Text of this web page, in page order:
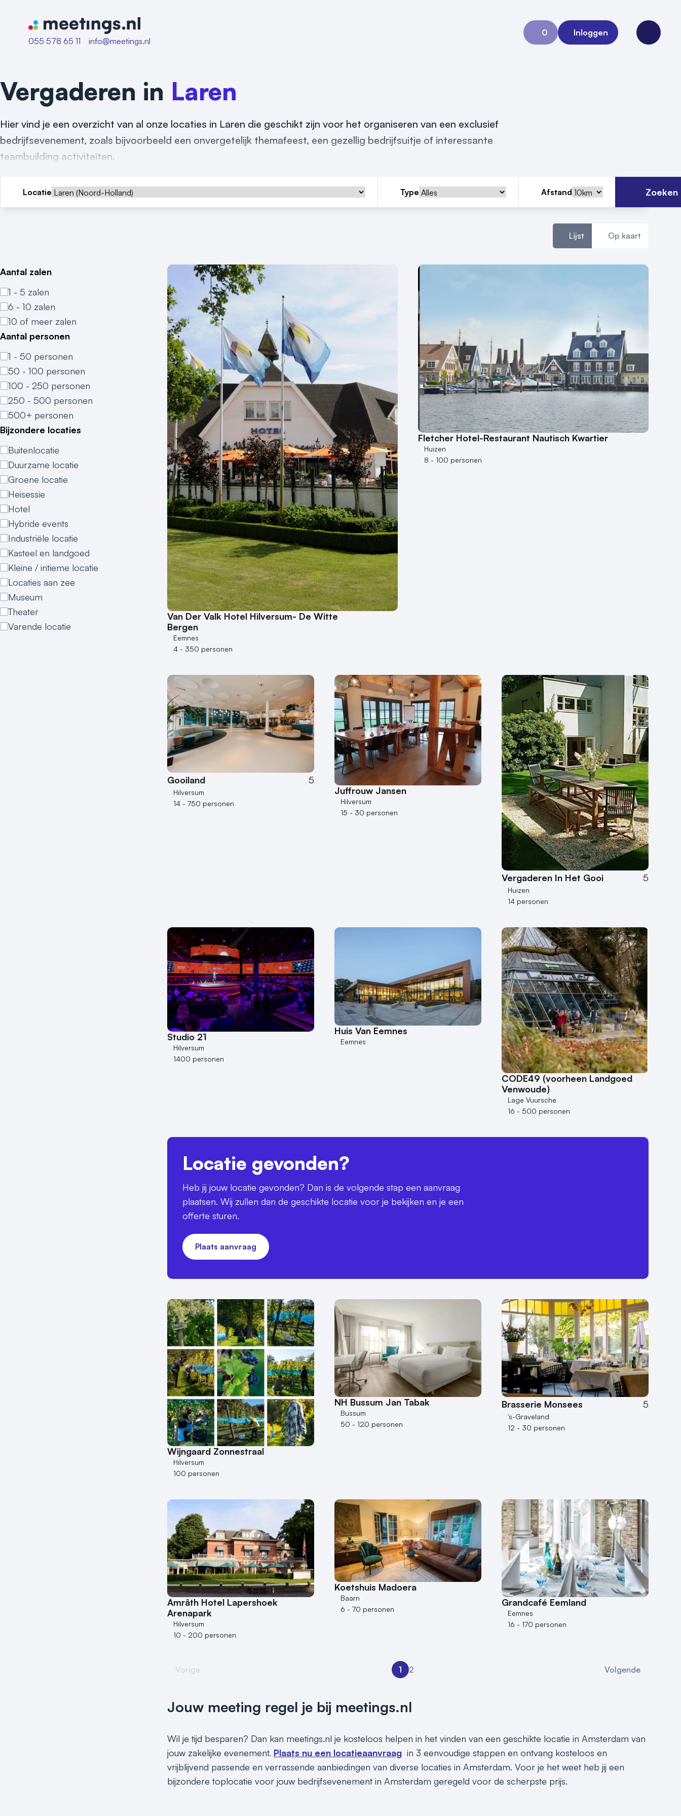
Naar home van Meetings
055 578 65 11
info@meetings.nl
0
Aanvraag 0
Inloggen
Open
Vergaderen in Laren
Hier vind je een overzicht van al onze locaties in Laren die geschikt zijn voor het organiseren van een exclusief
bedrijfsevenement, zoals bijvoorbeeld een onvergetelijk themafeest, een gezellig bedrijfsuitje of interessante
teambuilding activiteiten.
Locatie Type Afstand Zoeken
Lijst Op kaart
Aantal zalen
1 - 5 zalen
6 - 10 zalen
10 of meer zalen
Aantal personen
1 - 50 personen
50 - 100 personen
100 - 250 personen
250 - 500 personen
500+ personen
Bijzondere locaties
Buitenlocatie
Duurzame locatie
Groene locatie
Heisessie
Hotel
Hybride events
Industriële locatie
Kasteel en landgoed
Kleine / intieme locatie
Locaties aan zee
Museum
Theater
Varende locatie
Van Der Valk Hotel Hilversum- De Witte
Bergen
Eemnes
4 - 350 personen
Fletcher Hotel-Restaurant Nautisch Kwartier
Huizen
8 - 100 personen
Gooiland 5
Hilversum
14 - 750 personen
Juffrouw Jansen
Hilversum
15 - 30 personen
Vergaderen In Het Gooi 5
Huizen
14 personen
Studio 21
Hilversum
1400 personen
Huis Van Eemnes
Eemnes
CODE49 (voorheen Landgoed
Venwoude)
Lage Vuursche
16 - 500 personen
Locatie gevonden?
Heb jij jouw locatie gevonden? Dan is de volgende stap een aanvraag
plaatsen. Wij zullen dan de geschikte locatie voor je bekijken en je een
offerte sturen.
Plaats aanvraag
Wijngaard Zonnestraal
Hilversum
100 personen
NH Bussum Jan Tabak
Bussum
50 - 120 personen
Brasserie Monsees 5
's-Graveland
12 - 30 personen
Amrâth Hotel Lapershoek
Arenapark
Hilversum
10 - 200 personen
Koetshuis Madoera
Baarn
6 - 70 personen
Grandcafé Eemland
Eemnes
16 - 170 personen
Vorige 1 2 Volgende
Jouw meeting regel je bij meetings.nl
Wil je tijd besparen? Dan kan meetings.nl je kosteloos helpen in het vinden van een geschikte locatie in Amsterdam van
jouw zakelijke evenement. Plaats nu een locatieaanvraag in 3 eenvoudige stappen en ontvang kosteloos en
vrijblijvend passende en verrassende aanbiedingen van diverse locaties in Amsterdam. Voor je het weet heb jij een
bijzondere toplocatie voor jouw bedrijfsevenement in Amsterdam geregeld voor de scherpste prijs.